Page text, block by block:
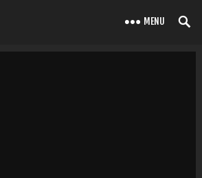
MENU